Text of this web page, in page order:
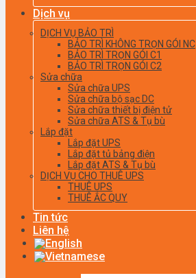
Dịch vụ
DỊCH VỤ BẢO TRÌ
BẢO TRÌ KHÔNG TRỌN GÓI NC
BẢO TRÌ TRỌN GÓI C1
BẢO TRÌ TRỌN GÓI C2
Sửa chữa
Sửa chữa UPS
Sửa chữa bộ sạc DC
Sửa chữa thiết bị điện tử
Sửa chữa ATS & Tụ bù
Lắp đặt
Lắp đặt UPS
Lắp đặt tủ bảng điện
Lắp đặt ATS & Tụ bù
DỊCH VỤ CHO THUÊ UPS
THUÊ UPS
THUÊ ẮC QUY
Tin tức
Liên hệ